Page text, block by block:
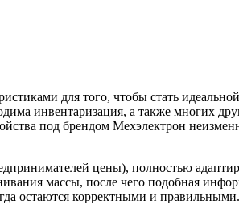
для того, чтобы стать
инвентаризация, а также многих
под брендом Мехэлектрон
цены), полностью
массы, после чего подобная
остаются корректными и правильными.